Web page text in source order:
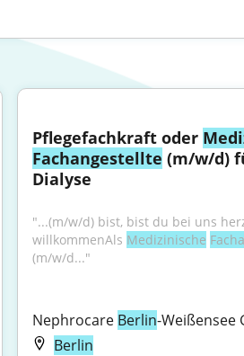
Pflegefachkraft oder
Fachangestellte (m/w/d)
Dialyse
"...(m/w/d) bist, bist du bei uns
willkommenAls Medizinische
(m/w/d..."
Nephrocare Berlin-Weißensee
Berlin